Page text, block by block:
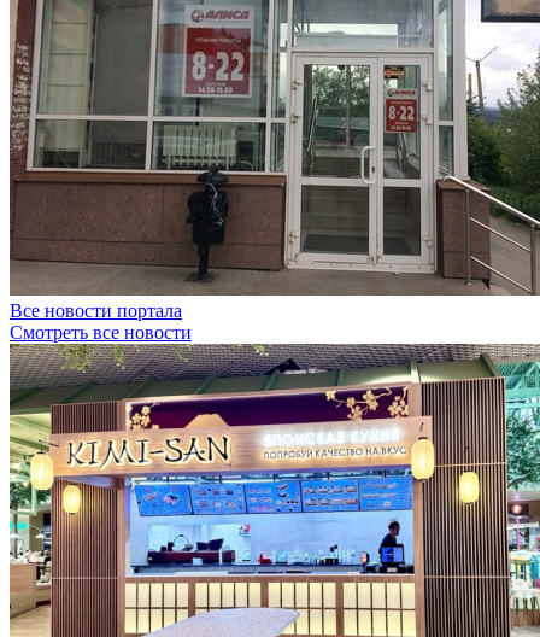
Все новости портала
Смотреть все новости